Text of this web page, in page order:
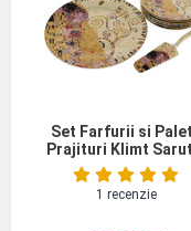
Set Farfurii si
Prajituri Klimt
1 recenzie